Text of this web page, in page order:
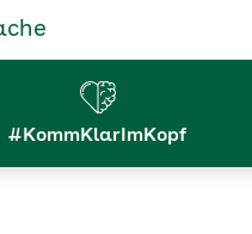
#KommKlarImKopf